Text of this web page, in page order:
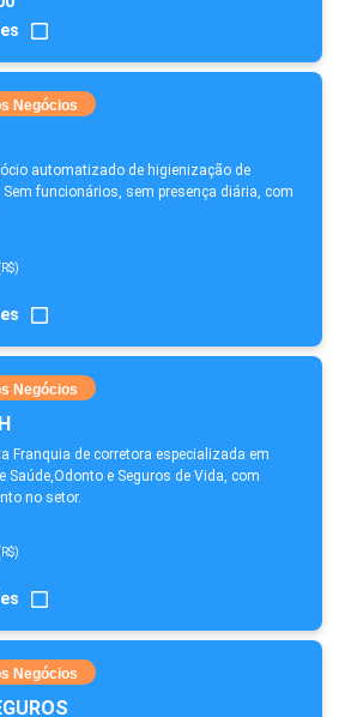
Negócios
automatizado de higienização de
funcionários, sem presença diária, com
Negócios
Franquia de corretora especializada em
Saúde,Odonto e Seguros de Vida, com
no setor.
Negócios